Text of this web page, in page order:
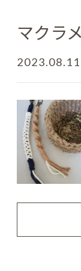
マクラ
2023.08.11